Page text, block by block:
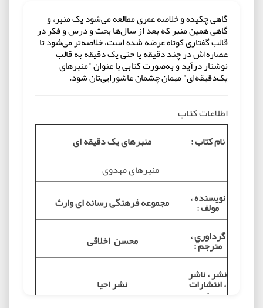
گاهی چکیده و خلاصه عمری مطالعه می‌شود یک منبر، و
گاهی همین منبر که بعد از سال‌ها بحث و درس و فکر در
قالب گفتاری کوتاه عرضه شده است، خلاصه‌تر می‌شود تا
عصاره‌اش در چند دقیقه یا حتی یک دقیقه به قالب
نوشتار درآید و به‌صورت کتابی با عنوان "منبرهای
یک‌دقیقه‌ای" مهمان چشمان عاشورایی‌تان شود.
اطلاعات کتاب
نام کتاب :
منبرهای یک دقیقه ای
منبرهای مهدوی
نويسنده ،
مولف :
مجموعه فرهنگی رسانه ای وارث
گرداوري ،
مترجم :
محسن اخلاقی
نشر ، ناشر
، انتشارات
:
نشر احیا